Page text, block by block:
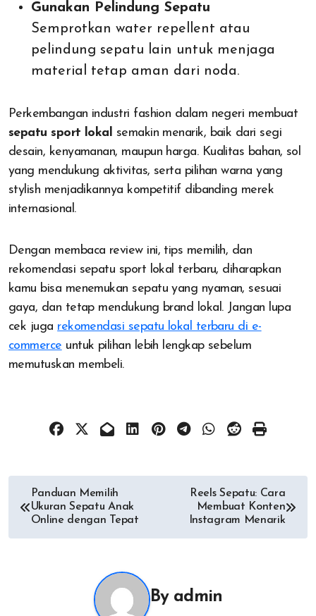
Gunakan Pelindung Sepatu
Semprotkan water repellent atau
pelindung sepatu lain untuk menjaga
material tetap aman dari noda.
Perkembangan industri fashion dalam negeri membuat
sepatu sport lokal semakin menarik, baik dari segi
desain, kenyamanan, maupun harga. Kualitas bahan, sol
yang mendukung aktivitas, serta pilihan warna yang
stylish menjadikannya kompetitif dibanding merek
internasional.
Dengan membaca review ini, tips memilih, dan
rekomendasi sepatu sport lokal terbaru, diharapkan
kamu bisa menemukan sepatu yang nyaman, sesuai
gaya, dan tetap mendukung brand lokal. Jangan lupa
cek juga rekomendasi sepatu lokal terbaru di e-
commerce untuk pilihan lebih lengkap sebelum
memutuskan membeli.
Post
navigation
Panduan Memilih
Ukuran Sepatu Anak
Online dengan Tepat
Reels Sepatu: Cara
Membuat Konten
Instagram Menarik
By admin